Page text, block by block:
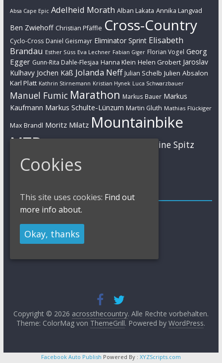
Absa Cape Epic Adelheid Morath Alban Lakata Annika Langvad
Ben Zwiehoff Christian Pfäffle Cross-Country
Cyclo-Cross Daniel Geismayr Eliminator Sprint Elisabeth
Brandau Esther Süss Eva Lechner Fabian Giger Florian Vogel Georg
Egger Gunn-Rita Dahle-Flesjaa Hanna Klein Helen Grobert Jaroslav
Kulhavy Jochen Käß Jolanda Neff Julian Schelb Julien Absalon
Karl Platt Kathrin Stirnemann Kristian Hynek Luca Schwarzbauer
Manuel Fumic Marathon Markus Bauer Markus
Kaufmann Markus Schulte-Lünzum Martin Gluth Mathias Flückiger
Max Brandl Moritz Milatz Mountainbike
MTB
Sabine Spitz
Simon Stiebjahn
Impressum
Impressum / Kontakt
Datenschutzerklärung
Cookies Policy
Copyright © 2026 acrossthecountry. Alle Rechte vorbehalten.
Theme: ColorMag von ThemeGrill. Powered byWordPress.
Facebook Auto Publish Powered By : XYZScripts.com
Cookies
This site uses cookies: Find out
more info about.
Okay, thanks